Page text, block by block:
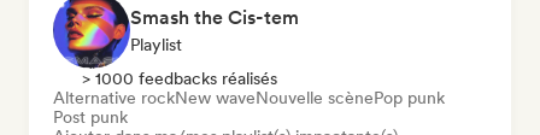
Smash the Cis-tem
Playlist
> 1000 feedbacks réalisés
Alternative rockNew waveNouvelle scènePop punk
Post punk